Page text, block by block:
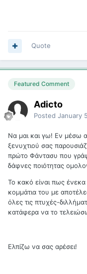
Quote
Featured Comment
Adicto
Posted January
Να μαι και γω! Εν μέσω
ξενυχτιού σας
πρώτο Φάντασυ που
δάφνες ποιότητας
Το κακό είναι πως
κομμάτια του με
όλες τις πτυχές-
κατάφερα να το
Ελπίζω να σας αρέσει!